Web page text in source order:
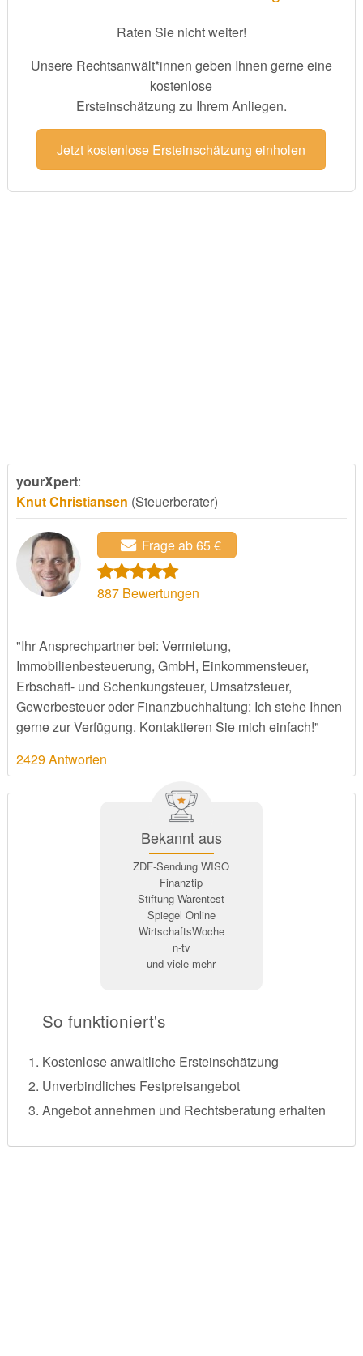
Raten Sie nicht weiter!
Unsere Rechtsanwält*innen geben Ihnen gerne eine
kostenlose
Ersteinschätzung zu Ihrem Anliegen.
Jetzt kostenlose Ersteinschätzung einholen
yourXpert:
Knut Christiansen (Steuerberater)
Frage ab 65 €
887Bewertungen
"Ihr Ansprechpartner bei: Vermietung,
Immobilienbesteuerung, GmbH, Einkommensteuer,
Erbschaft- und Schenkungsteuer, Umsatzsteuer,
Gewerbesteuer oder Finanzbuchhaltung: Ich stehe Ihnen
gerne zur Verfügung. Kontaktieren Sie mich einfach!"
2429 Antworten
Bekannt aus
ZDF-Sendung WISO
Finanztip
Stiftung Warentest
Spiegel Online
WirtschaftsWoche
n-tv
und viele mehr
So funktioniert's
Kostenlose anwaltliche Ersteinschätzung
Unverbindliches Festpreisangebot
Angebot annehmen und Rechtsberatung erhalten